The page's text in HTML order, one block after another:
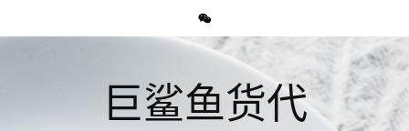
巨鲨鱼货代